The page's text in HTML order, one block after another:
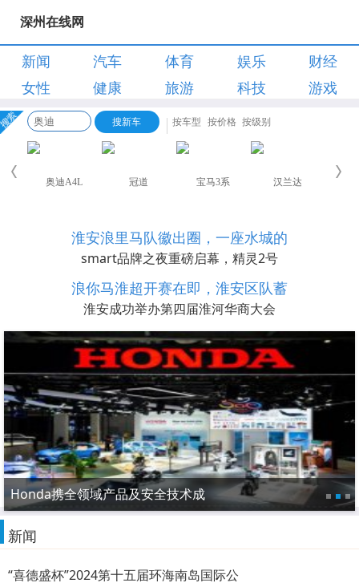
深州在线网
新闻 汽车 体育 娱乐
财经
女性
健康 旅游 科技 游戏
淮安浪里马队徽出圈，一座水城的
smart品牌之夜重磅启幕，精灵2号
浪你马淮超开赛在即，淮安区队蓄
淮安成功举办第四届淮河华商大会
Honda携全领域产品及安全技术成
新闻
“喜德盛杯”2024第十五届环海南岛国际公